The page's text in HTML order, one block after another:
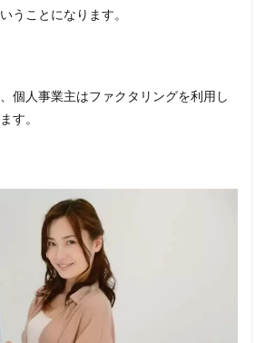
うことになります。
個人事業主はファクタリングを利用し
す。